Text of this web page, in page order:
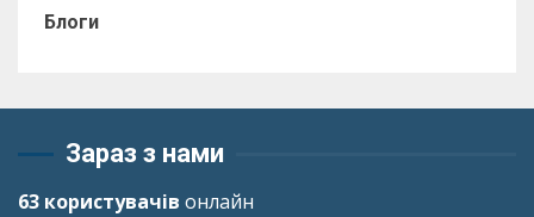
Блоги
Зараз з нами
63 користувачів онлайн